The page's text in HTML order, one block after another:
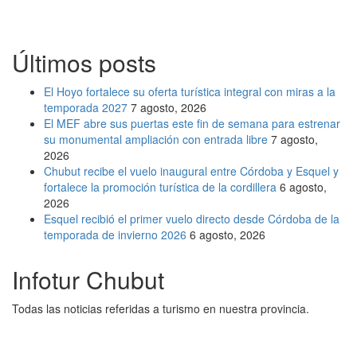
Últimos posts
El Hoyo fortalece su oferta turística integral con miras a la
temporada 2027 7 agosto, 2026
El MEF abre sus puertas este fin de semana para estrenar
su monumental ampliación con entrada libre 7 agosto,
2026
Chubut recibe el vuelo inaugural entre Córdoba y Esquel y
fortalece la promoción turística de la cordillera 6 agosto,
2026
Esquel recibió el primer vuelo directo desde Córdoba de la
temporada de invierno 2026 6 agosto, 2026
Infotur Chubut
Todas las noticias referidas a turismo en nuestra provincia.